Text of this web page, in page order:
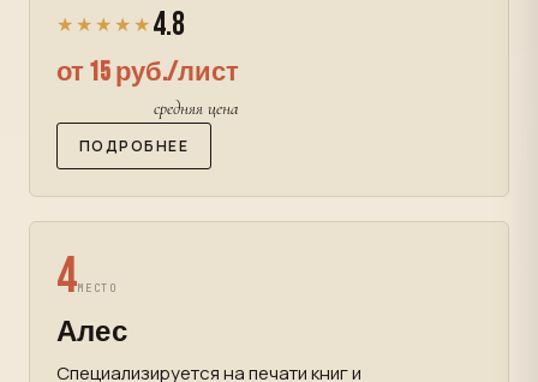
★★★★★ 4.8
от 15 руб./лист
средняя цена
ПОДРОБНЕЕ
4МЕСТО
Алес
Специализируется на печати книг и